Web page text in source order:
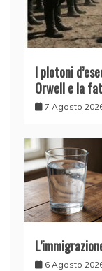
I plotoni
Orwell e la
7 Agosto
6 Agosto